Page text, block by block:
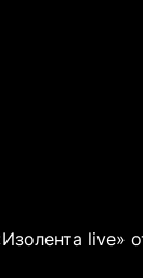
live»